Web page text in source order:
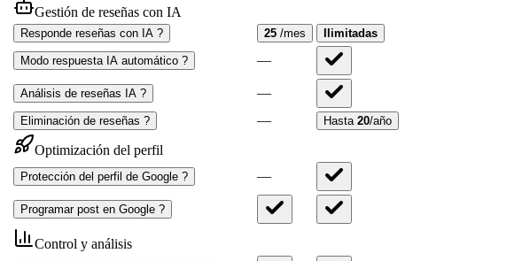
Gestión de reseñas con IA
Responde reseñas con IA ? 25 /mes Ilimitadas
Modo respuesta IA automático ? —
Análisis de reseñas IA ? —
Eliminación de reseñas ? — Hasta 20/año
Optimización del perfil
Protección del perfil de Google ? —
Programar post en Google ?
Control y análisis